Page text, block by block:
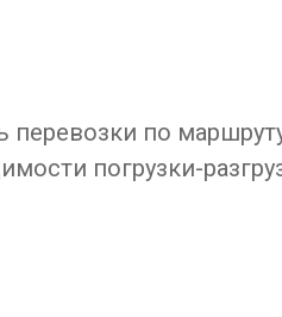
перевозки по
погрузки-